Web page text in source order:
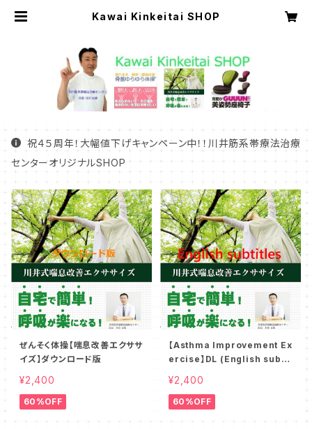
Kawai Kinkeitai SHOP
祝４５周年！大幅値下げキャンペーン中！！川井筋系帯療法治療
センターオリジナルSHOP
ぜんそく体操【喘息改善エクササ
イズ】ダウンロード版
¥2,400
60%OFF
【Asthma Improvement Ex
ercise】DL (English subtit
¥2,400
60%OFF